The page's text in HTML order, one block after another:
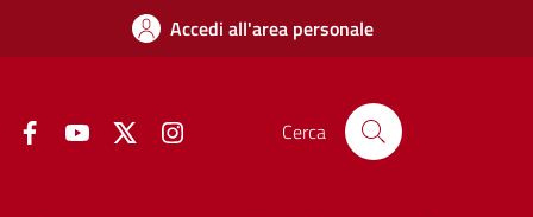
Accedi all'area personale
FacebookYouTube Twitter Cerca